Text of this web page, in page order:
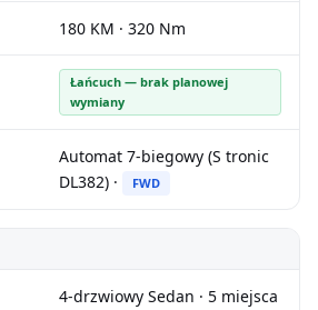
180 KM · 320 Nm
Łańcuch — brak planowej
wymiany
Automat 7-biegowy (S tronic
DL382) ·
FWD
4-drzwiowy Sedan · 5 miejsca